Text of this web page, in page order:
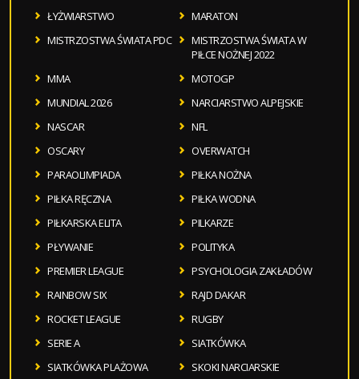
ŁYŻWIARSTWO
MARATON
MISTRZOSTWA ŚWIATA PDC
MISTRZOSTWA ŚWIATA W
PIŁCE NOŻNEJ 2022
MMA
MOTOGP
MUNDIAL 2026
NARCIARSTWO ALPEJSKIE
NASCAR
NFL
OSCARY
OVERWATCH
PARAOLIMPIADA
PIŁKA NOŻNA
PIŁKA RĘCZNA
PIŁKA WODNA
PIŁKARSKA ELITA
PILKARZE
PŁYWANIE
POLITYKA
PREMIER LEAGUE
PSYCHOLOGIA ZAKŁADÓW
RAINBOW SIX
RAJD DAKAR
ROCKET LEAGUE
RUGBY
SERIE A
SIATKÓWKA
SIATKÓWKA PLAŻOWA
SKOKI NARCIARSKIE